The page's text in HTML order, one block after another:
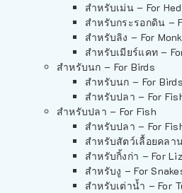
สำหรับเม่น – For
สำหรับกระรอกดิน –
สำหรับลิง – For
สำหรับเมียร์แคท –
สำหรับนก – For Birds
สำหรับนก – For Birds
สำหรับปลา – For
สำหรับปลา – For Fish
สำหรับปลา – For
สำหรับสัตว์เลื้อยคลา
สำหรับกิ้งก่า – For
สำหรับงู – For
สำหรับเต่าน้ำ – For